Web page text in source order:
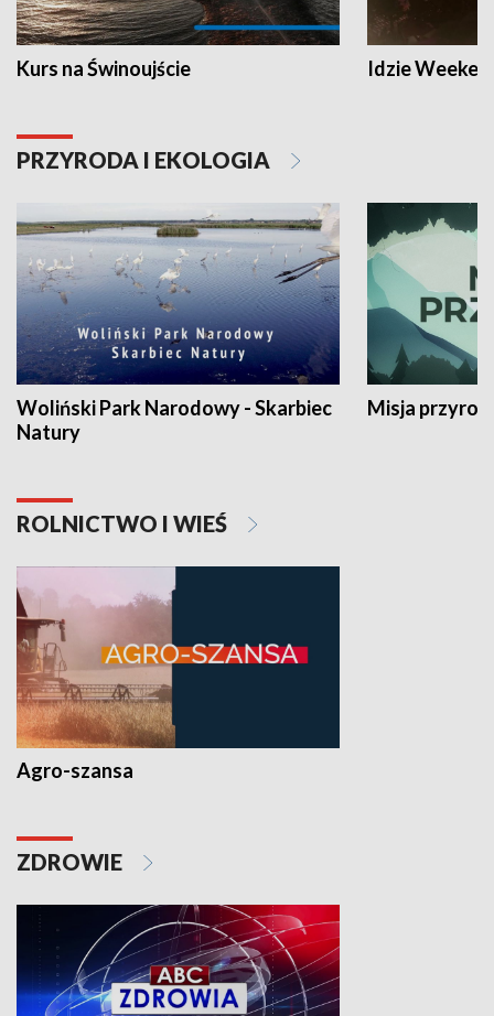
Kurs na Świnoujście Idzie
PRZYRODA I EKOLOGIA
Woliński Park Narodowy - Skarbiec
Natury
Misja
ROLNICTWO I WIEŚ
Agro-szansa
ZDROWIE